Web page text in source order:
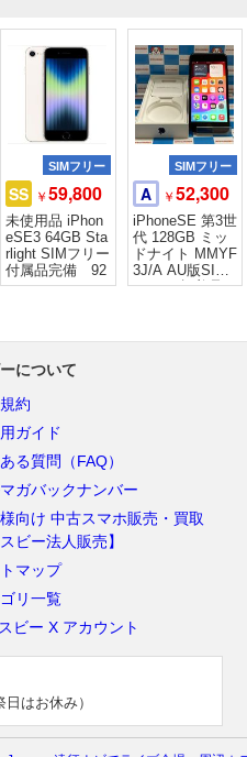
SIMフリー
SS ￥59,800
未使用品 iPhon
eSE3 64GB Sta
rlight SIMフリー
付属品完備 92
SIMフリー
A ￥52,300
iPhoneSE 第3世
代 128GB ミッ
ドナイト MMYF
3J/A AU版SIM
フリー 極美品
について
約
ガイド
る質問（FAQ）
ガバックナンバー
向け 中古スマホ販売・買取
スビー法人販売】
マップ
リ一覧
ビー X アカウント
はお休み）